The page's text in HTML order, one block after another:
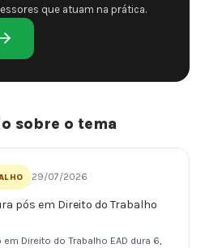
que atuam na prática.
sobre o tema
29/07/2026
pós em Direito do Trabalho
Direito do Trabalho EAD dura 6,